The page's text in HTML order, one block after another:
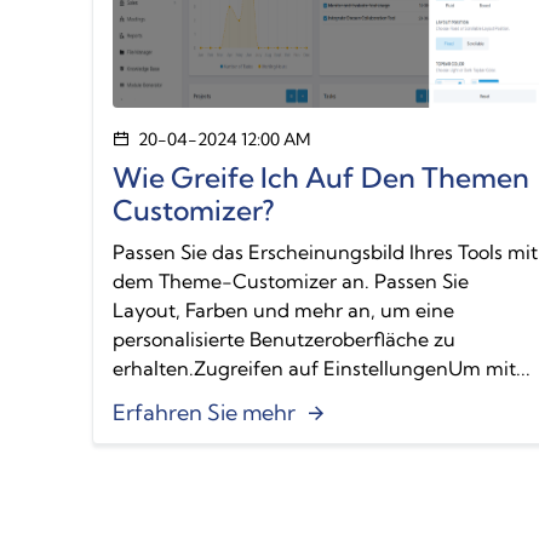
20-04-2024 12:00 AM
Wie Greife Ich Auf Den Themen
Customizer?
Passen Sie das Erscheinungsbild Ihres Tools mit
dem Theme-Customizer an. Passen Sie
Layout, Farben und mehr an, um eine
personalisierte Benutzeroberfläche zu
erhalten.Zugreifen auf EinstellungenUm mit...
Erfahren Sie mehr